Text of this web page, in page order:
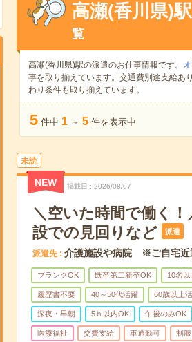
高瀬(香川県)駅
覧
高瀬(香川県)駅の派遣のお仕事情報です。
事を取り揃えています。交通費別途支給あ
わり条件も取り揃えています。
5 件中 1 ～ 5 件を表示中
未読
NEW 掲載日 2026/08/07
＼空いた時間で働く
設での見回りなど
派遣
派遣先 介護施設や病院 ※ご自宅近
ブランクOK 既卒第二新卒OK 10名
履歴書不要 40～50代活躍 60歳以上
深夜・早朝 5ｈ以内OK 午後のみOK
医療福祉 交費支給 車通勤可 制服